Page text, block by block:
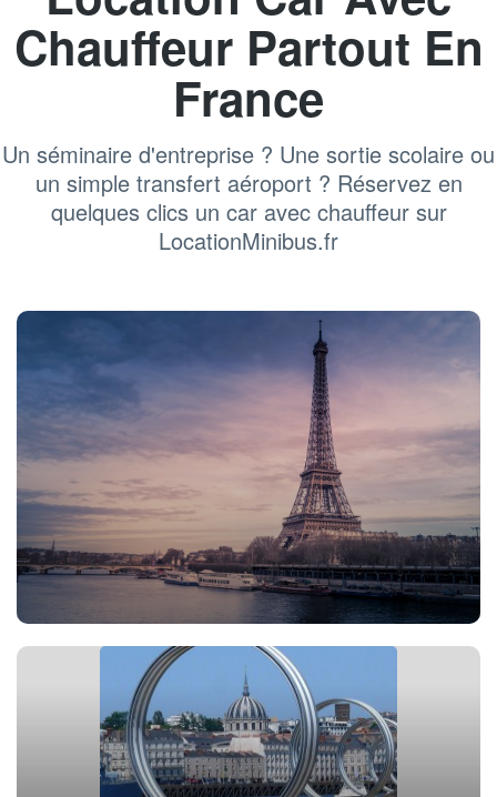
Chauffeur Partout En
France
Un séminaire d'entreprise ? Une sortie scolaire ou
un simple transfert aéroport ? Réservez en
quelques clics un car avec chauffeur sur
LocationMinibus.fr
Location car avec chauffeur Paris